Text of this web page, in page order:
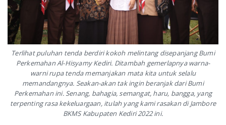
Terlihat puluhan tenda berdiri kokoh melintang disepanjang Bumi
Perkemahan Al-Hisyamy Kediri. Ditambah gemerlapnya warna-
warni rupa tenda memanjakan mata kita untuk selalu
memandangnya. Seakan-akan tak ingin beranjak dari Bumi
Perkemahan ini. Senang, bahagia, semangat, haru, bangga, yang
terpenting rasa kekeluargaan, itulah yang kami rasakan di Jambore
BKMS Kabupaten Kediri 2022 ini.